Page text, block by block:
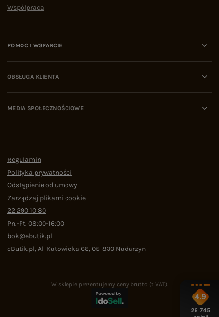
Współpraca
POMOC I WSPARCIE
OBSŁUGA KLIENTA
MEDIA SPOŁECZNOŚCIOWE
Regulamin
Polityka prywatności
Odstąpienie od umowy
Zarządzaj plikami cookie
22 290 10 80
Pn.-Pt. 08:00-16:00
bok@ebutik.pl
eButik.pl,Al. Katowicka 68,05-830 Nadarzyn
W sklepie prezentujemy ceny brutto (z VAT).
4.9
29 745